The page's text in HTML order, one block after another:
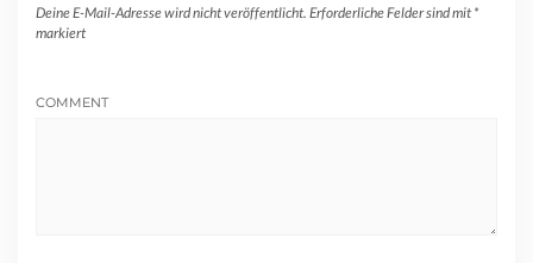
Deine E-Mail-Adresse wird nicht veröffentlicht. Erforderliche Felder sind mit *
markiert
COMMENT